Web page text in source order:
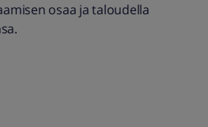
osaa ja taloudella